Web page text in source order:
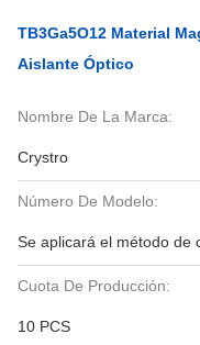
TB3Ga5O12 Material
Aislante Óptico
Nombre De La Marca:
Crystro
Número De Modelo:
Se aplicará el método de
Cuota De Producción:
10 PCS